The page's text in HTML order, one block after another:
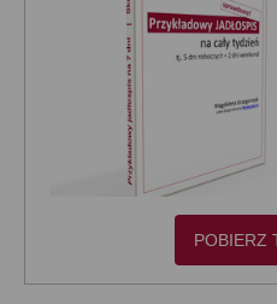
POBIERZ